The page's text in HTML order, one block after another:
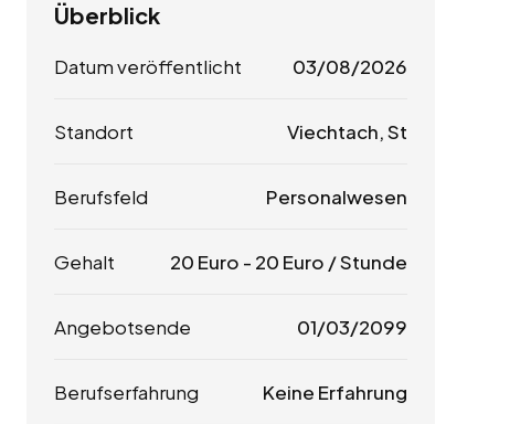
Überblick
Datum veröffentlicht 03/08/2026
Standort Viechtach, St
Berufsfeld Personalwesen
Gehalt 20 Euro - 20 Euro / Stunde
Angebotsende 01/03/2099
Berufserfahrung Keine Erfahrung